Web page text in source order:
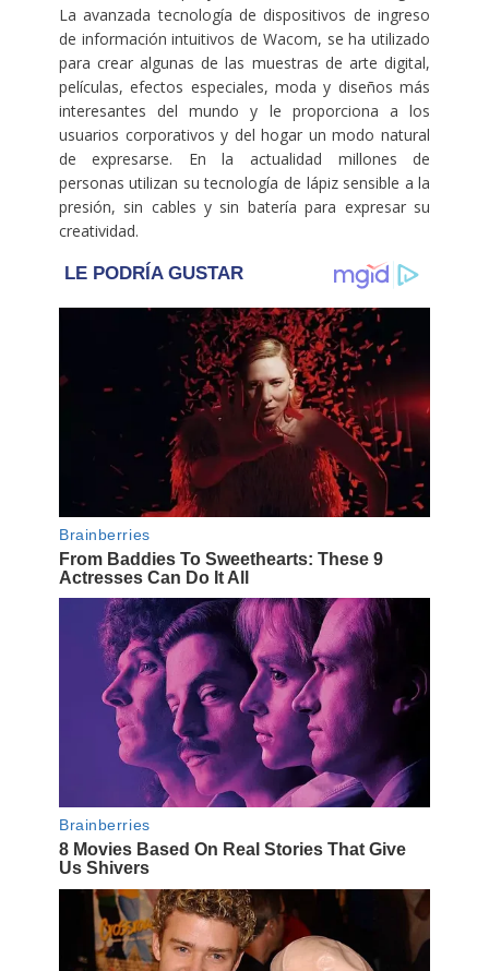
La avanzada tecnología de dispositivos de ingreso
de información intuitivos de Wacom, se ha utilizado
para crear algunas de las muestras de arte digital,
películas, efectos especiales, moda y diseños más
interesantes del mundo y le proporciona a los
usuarios corporativos y del hogar un modo natural
de expresarse. En la actualidad millones de
personas utilizan su tecnología de lápiz sensible a la
presión, sin cables y sin batería para expresar su
creatividad.